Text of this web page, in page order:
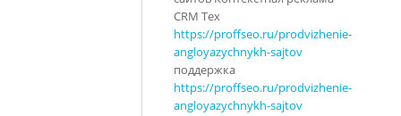
CRM Тех
https://proffseo.ru/prodvizhenie-
angloyazychnykh-sajtov
поддержка
https://proffseo.ru/prodvizhenie-
angloyazychnykh-sajtov